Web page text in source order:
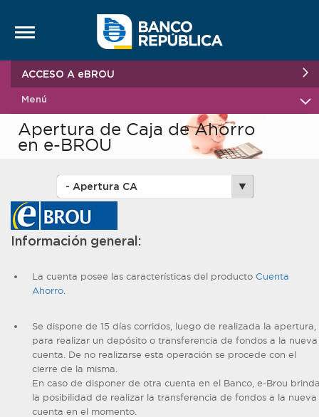
ACCESO A eBROU
Menú
Apertura de Caja de Ahorro
en e-BROU
Información general:
La cuenta posee las características del producto Cuenta
Ahorro
Se dispone de 15 días corridos, luego de realizada la apertura,
para realizar un depósito o transferencia de fondos a la nueva
cuenta. De no realizarse esta operación se procede con el
cierre de la misma.
En caso de disponer de otra cuenta en el Banco, e-Brou
la posibilidad de realizar la transferencia de fondos a la nueva
cuenta en el momento.